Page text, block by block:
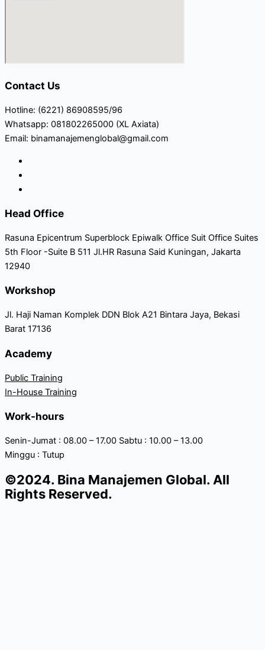
Contact Us
Hotline: (6221) 86908595/96
Whatsapp: 081802265000 (XL Axiata)
Email: binamanajemenglobal@gmail.com
Head Office
Rasuna Epicentrum Superblock Epiwalk Office Suit Office Suites
5th Floor -Suite B 511 Jl.HR Rasuna Said Kuningan, Jakarta
12940
Workshop
Jl. Haji Naman Komplek DDN Blok A21 Bintara Jaya, Bekasi
Barat 17136
Academy
Public Training
In-House Training
Work-hours
Senin-Jumat : 08.00 – 17.00 Sabtu : 10.00 – 13.00
Minggu : Tutup
©2024. Bina Manajemen Global. All
Rights Reserved.